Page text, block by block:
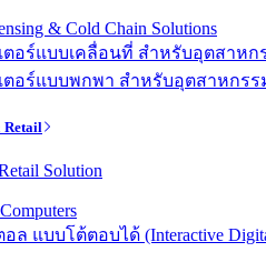
& Cold Chain Solutions
ร์แบบเคลื่อนที่ สำหรับอุตสาหกรร
ร์แบบพกพา สำหรับอุตสาหกรรม
Retail
Solution
แบบโต้ตอบได้ (Interactive